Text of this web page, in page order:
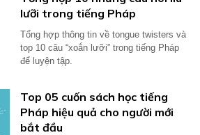
lưỡi trong tiếng Pháp
Tổng hợp thông tin về tongue twisters và
top 10 câu “xoắn lưỡi” trong tiếng Pháp
để luyện tập.
Top 05 cuốn sách học tiếng
Pháp hiệu quả cho người mới
bắt đầu